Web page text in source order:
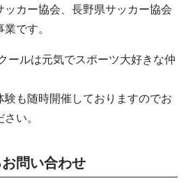
カー協会、長野県サッカー協会
です。
ールは元気でスポーツ大好きな仲
も随時開催しておりますのでお
い。
問い合わせ